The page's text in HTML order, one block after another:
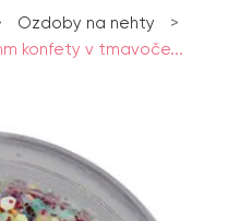
Ozdoby na nehty
>
konfety v tmavoče...